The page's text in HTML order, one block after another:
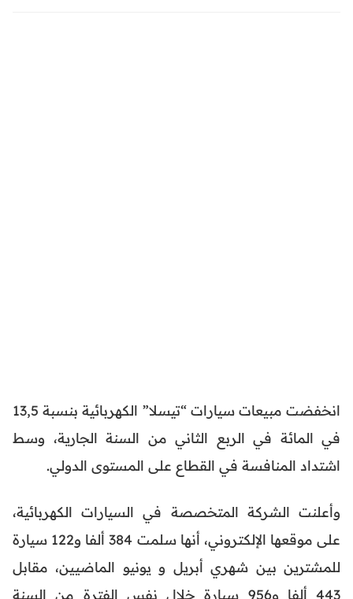
انخفضت مبيعات سيارات “تيسلا” الكهربائية بنسبة 13,5
في المائة في الربع الثاني من السنة الجارية، وسط
اشتداد المنافسة في القطاع على المستوى الدولي.
وأعلنت الشركة المتخصصة في السيارات الكهربائية،
على موقعها الإلكتروني، أنها سلمت 384 ألفا و122 سيارة
للمشترين بين شهري أبريل و يونيو الماضيين، مقابل
443 ألفا و956 سيارة خلال نفس الفترة من السنة